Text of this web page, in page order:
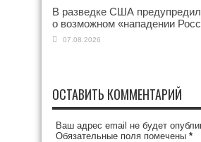
В разведке США
о возможном «нападении
07.08.2026
ОСТАВИТЬ КОММЕНТАРИЙ
Ваш адрес email не будет
Обязательные поля помечены *